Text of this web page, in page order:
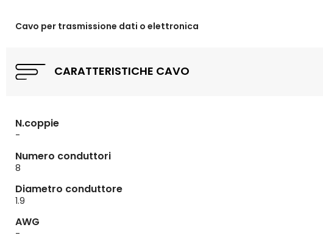
Cavo per trasmissione dati o elettronica
CARATTERISTICHE CAVO
N.coppie
-
Numero conduttori
8
Diametro conduttore
1.9
AWG
-